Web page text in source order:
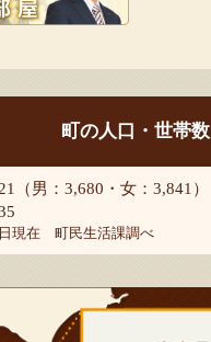
町の人口・世帯数
（男：3,680・女：3,841）
現在 町民生活課調べ